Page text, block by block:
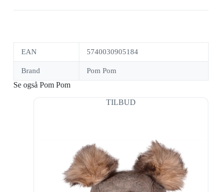
EAN 5740030905184
Brand Pom Pom
Se også Pom Pom
TILBUD